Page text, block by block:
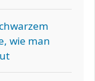
wie man